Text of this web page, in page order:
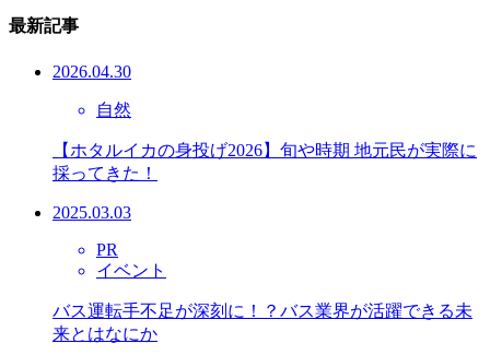
最新記事
2026.04.30
自然
【ホタルイカの身投げ2026】旬や時期 地元民が実際に
採ってきた！
2025.03.03
PR
イベント
バス運転手不足が深刻に！？バス業界が活躍できる未
来とはなにか